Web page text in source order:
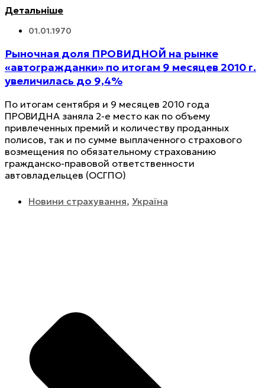
Детальніше
01.01.1970
Рыночная доля ПРОВИДНОЙ на рынке
«автогражданки» по итогам 9 месяцев 2010 г.
увеличилась до 9,4%
По итогам сентября и 9 месяцев 2010 года
ПРОВИДНА заняла 2-е место как по объему
привлеченных премий и количеству проданных
полисов, так и по сумме выплаченного страхового
возмещения по обязательному страхованию
гражданско-правовой ответственности
автовладельцев (ОСГПО)
Новини страхування, Україна